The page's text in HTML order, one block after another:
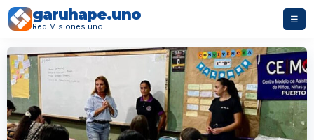
garuhape.uno
Red Misiones.uno
☰